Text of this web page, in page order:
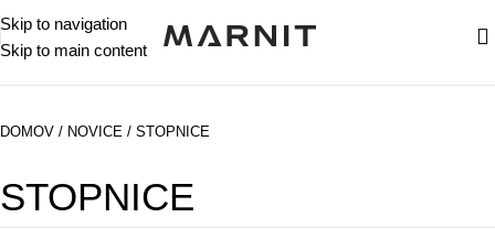
Skip to navigation
Skip to main content
DOMOV / NOVICE / STOPNICE
STOPNICE